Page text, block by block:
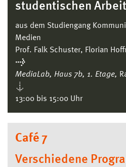
studentischen
aus dem Studiengang
Medien
Prof. Falk Schuster, Florian
→
MediaLab, Haus 7b, 1. Etage,
↓
13:00 bis 15:00 Uhr
Café 7
Verschiedene